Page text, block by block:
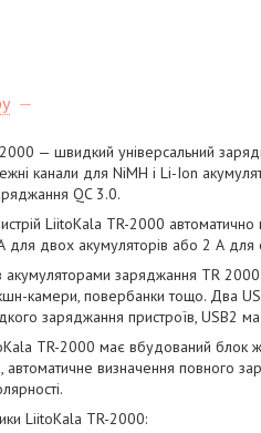
— швидкий універсальний
канали для NiMH і Li-Ion
QC 3.0.
LiitoKala TR-2000
двох акумуляторів або 2 А для
заряджання TR 2000
камери, повербанки тощо. Два
заряджання пристроїв, USB2
TR-2000 має вбудований блок
автоматичне визначення повного
LiitoKala TR-2000: